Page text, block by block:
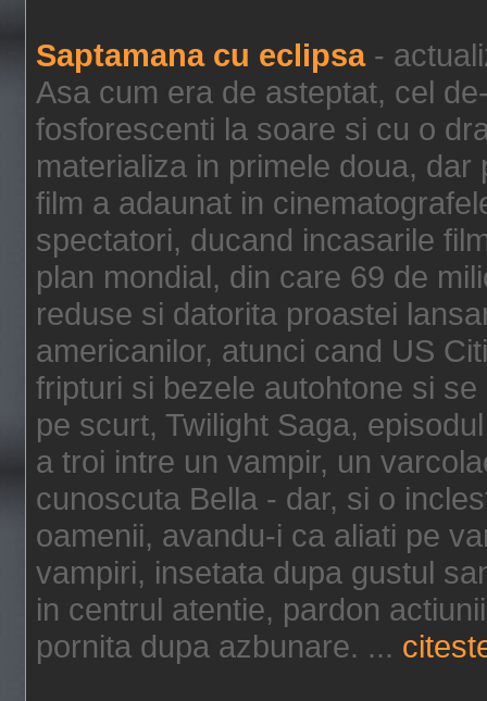
Saptamana cu eclipsa-
Asa cum era de asteptat, cel
fosforescenti la soare si cu o
materializa in primele doua,
film a adaunat in
spectatori, ducand incasarile
plan mondial, din care 69 de
reduse si datorita proastei
americanilor, atunci cand US
fripturi si bezele autohtone si
pe scurt, Twilight Saga,
a troi intre un vampir, un
cunoscuta Bella - dar, si o
oamenii, avandu-i ca aliati pe
vampiri, insetata dupa gustul
in centrul atentie, pardon
pornita dupa azbunare. ...